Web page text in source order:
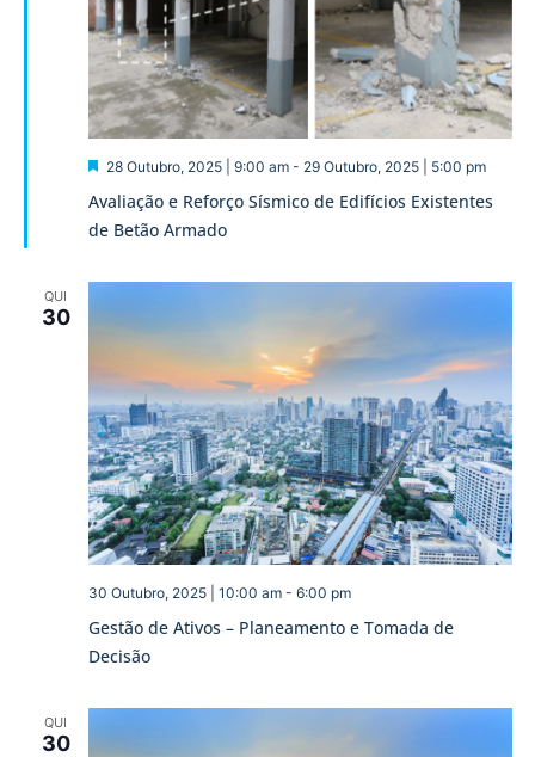
Avaliação e Reforço Sísmico de Edifícios Existentes
de Betão Armado
Destaque
28 Outubro, 2025 | 9:00 am- 29 Outubro, 2025 | 5:00 pm
QUI
30
Gestão de Ativos – Planeamento e Tomada de
Decisão
30 Outubro, 2025 | 10:00 am- 6:00 pm
QUI
30